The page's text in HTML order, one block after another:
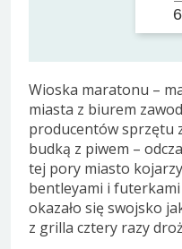
Wioska maratonu –
miasta z biurem
producentów sprzętu
budką z piwem –
tej pory miasto
bentleyami i
okazało się swojsko
z grilla cztery razy